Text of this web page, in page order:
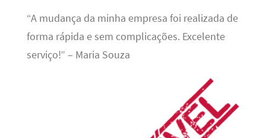
“A mudança da minha empresa foi realizada de
forma rápida e sem complicações. Excelente
serviço!” – Maria Souza